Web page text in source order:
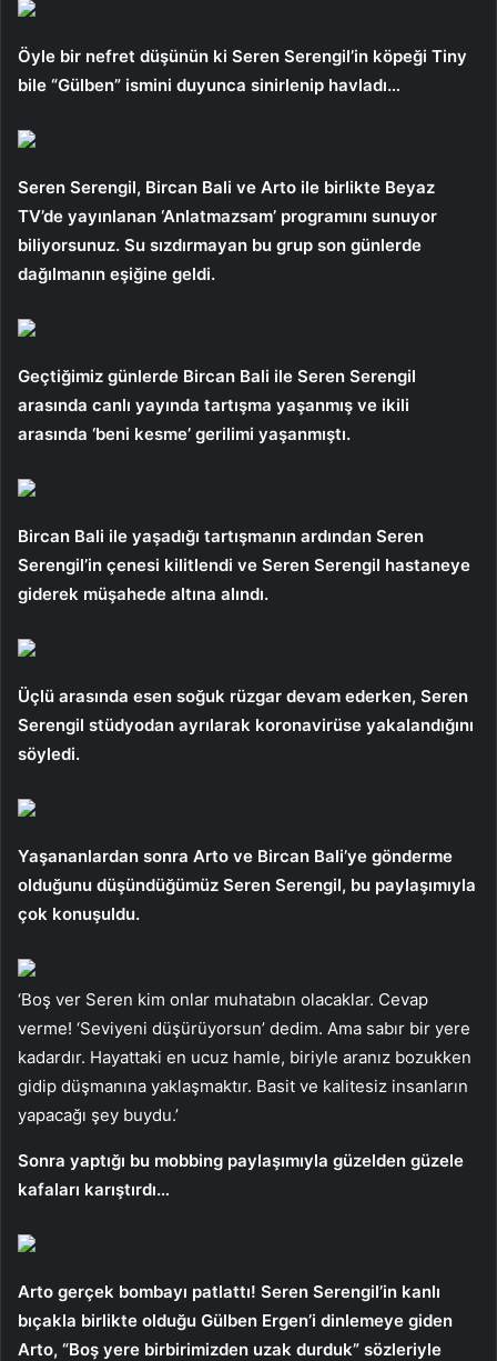
Öyle bir nefret düşünün ki Seren Serengil’in köpeği Tiny
bile “Gülben” ismini duyunca sinirlenip havladı…
Seren Serengil, Bircan Bali ve Arto ile birlikte Beyaz
TV’de yayınlanan ‘Anlatmazsam’ programını sunuyor
biliyorsunuz. Su sızdırmayan bu grup son günlerde
dağılmanın eşiğine geldi.
Geçtiğimiz günlerde Bircan Bali ile Seren Serengil
arasında canlı yayında tartışma yaşanmış ve ikili
arasında ‘beni kesme’ gerilimi yaşanmıştı.
Bircan Bali ile yaşadığı tartışmanın ardından Seren
Serengil’in çenesi kilitlendi ve Seren Serengil hastaneye
giderek müşahede altına alındı.
Üçlü arasında esen soğuk rüzgar devam ederken, Seren
Serengil stüdyodan ayrılarak koronavirüse yakalandığını
söyledi.
Yaşananlardan sonra Arto ve Bircan Bali’ye gönderme
olduğunu düşündüğümüz Seren Serengil, bu paylaşımıyla
çok konuşuldu.
‘Boş ver Seren kim onlar muhatabın olacaklar. Cevap
verme! ‘Seviyeni düşürüyorsun’ dedim. Ama sabır bir yere
kadardır. Hayattaki en ucuz hamle, biriyle aranız bozukken
gidip düşmanına yaklaşmaktır. Basit ve kalitesiz insanların
yapacağı şey buydu.’
Sonra yaptığı bu mobbing paylaşımıyla güzelden güzele
kafaları karıştırdı…
Arto gerçek bombayı patlattı! Seren Serengil’in kanlı
bıçakla birlikte olduğu Gülben Ergen’i dinlemeye giden
Arto, “Boş yere birbirimizden uzak durduk” sözleriyle